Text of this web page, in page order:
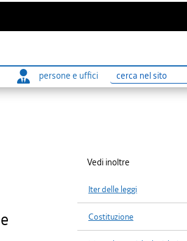
persone e uffici
Ricerca
Vedi inoltre
Iter delle leggi
Costituzione